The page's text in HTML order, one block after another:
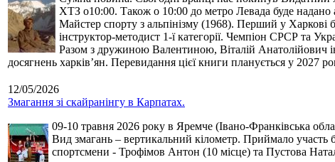
ХТЗ о10:00. Також о 10:00 до метро Левада буде надано
Майстер спорту з альпінізму (1968). Перший у
інструктор-методист 1-ї категорії. Чемпіон СРСР та
Разом з дружиною Валентиною, Віталій Анатолійович
досягнень харків’ян. Перевидання цієї книги планується у 2027
12/05/2026
Змагання зі скайранінгу в Карпатах.
09-10 травня 2026 року в Яремче (Івано-Франківська
Вид змагань – вертикальний кілометр. Приймало участь
спортсмени - Трофімов Антон (10 місце) та Пустова